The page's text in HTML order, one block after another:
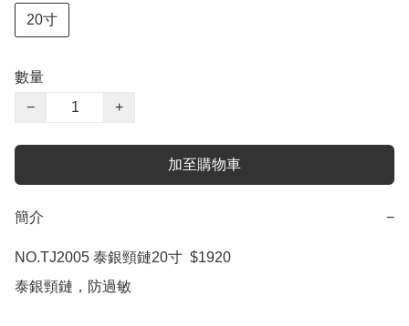
20寸
數量
−
+
加至購物車
簡介 −
NO.TJ2005 泰銀頸鏈20寸  $1920
泰銀頸鏈，防過敏